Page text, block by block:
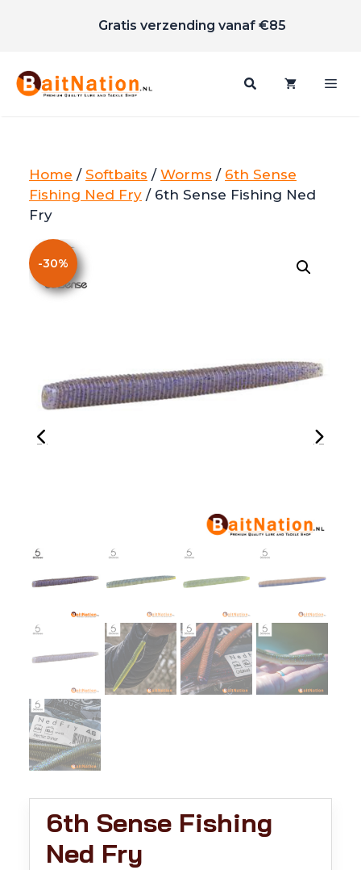
inhoud
Gratis verzending vanaf €85
Home / Softbaits / Worms / 6th Sense
Fishing Ned Fry / 6th Sense Fishing Ned
Fry
-30%
6th Sense Fishing
Ned Fry